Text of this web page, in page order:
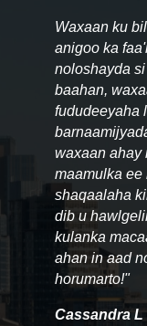
Waxaan ku
anigoo ka
noloshayda
baahan,
fududeeyaha
waxaan ahay
maamulka ee
shaqaalaha
dib u
kulanka
ahan in aad
horumarto!"
Cassandra L